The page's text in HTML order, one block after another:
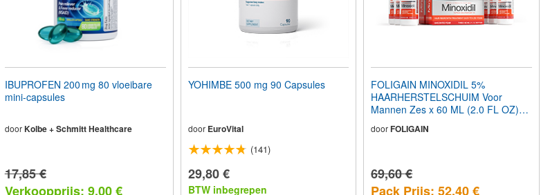
IBUPROFEN 200 mg 80 vloeibare
mini-capsules
doorKolbe + Schmitt Healthcare
17,85 €
Verkoopprijs: 9,00 €
YOHIMBE 500 mg 90 Capsules
door EuroVital
(141)
29,80 €
BTW inbegrepen
FOLIGAIN MINOXIDIL 5%
HAARHERSTELSCHUIM Voor
Mannen Zes x 60 ML (2.0 FL OZ)
doorFOLIGAIN
69,60 €
Pack Prijs: 52,40 €